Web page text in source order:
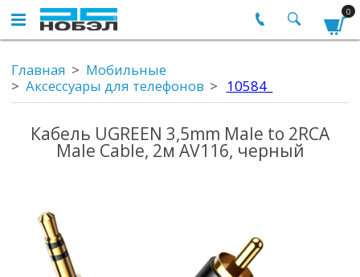
0
Главная
Мобильные
Аксессуары для телефонов
10584_
Кабель UGREEN 3,5mm Male to 2RCA
Male Cable, 2м AV116, черный